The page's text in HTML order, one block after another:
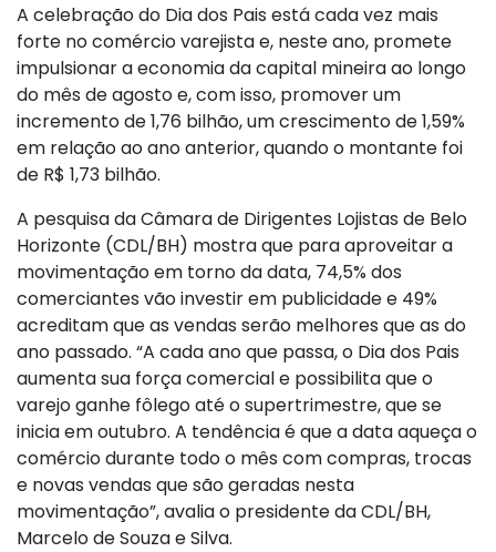
A celebração do Dia dos Pais está cada vez mais
forte no comércio varejista e, neste ano, promete
impulsionar a economia da capital mineira ao longo
do mês de agosto e, com isso, promover um
incremento de 1,76 bilhão, um crescimento de 1,59%
em relação ao ano anterior, quando o montante foi
de R$ 1,73 bilhão.
A pesquisa da Câmara de Dirigentes Lojistas de Belo
Horizonte (CDL/BH) mostra que para aproveitar a
movimentação em torno da data, 74,5% dos
comerciantes vão investir em publicidade e 49%
acreditam que as vendas serão melhores que as do
ano passado. “A cada ano que passa, o Dia dos Pais
aumenta sua força comercial e possibilita que o
varejo ganhe fôlego até o supertrimestre, que se
inicia em outubro. A tendência é que a data aqueça o
comércio durante todo o mês com compras, trocas
e novas vendas que são geradas nesta
movimentação”, avalia o presidente da CDL/BH,
Marcelo de Souza e Silva.